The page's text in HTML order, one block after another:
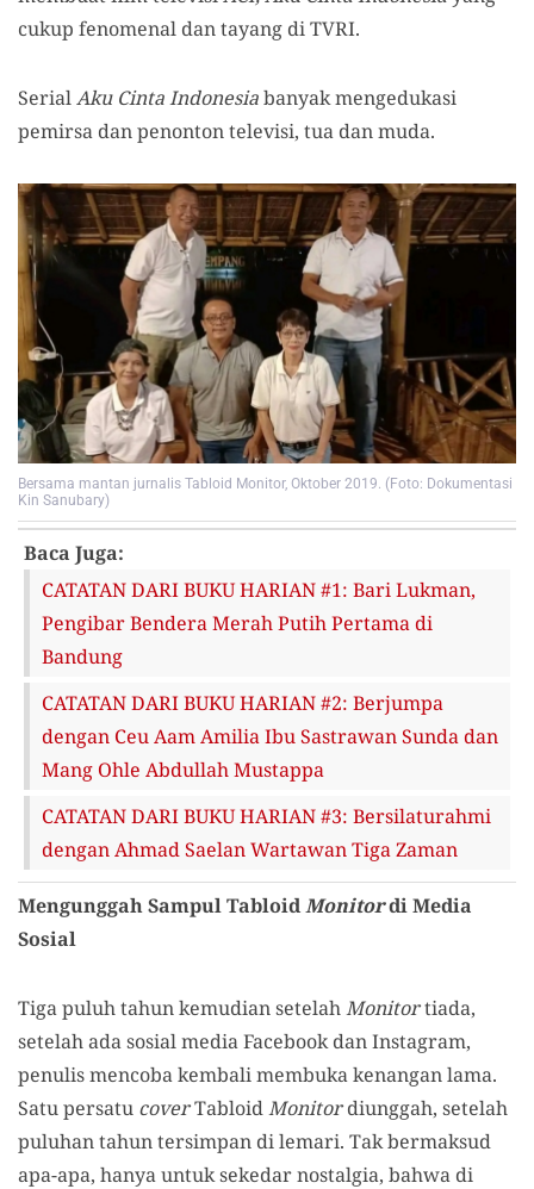
cukup fenomenal dan tayang di TVRI.
SerialAku Cinta Indonesiabanyak mengedukasi
pemirsa dan penonton televisi, tua dan muda.
Bersama mantan jurnalis Tabloid Monitor, Oktober 2019. (Foto: Dokumentasi
Kin Sanubary)
Baca Juga:
CATATAN DARI BUKU HARIAN #1: Bari Lukman,
Pengibar Bendera Merah Putih Pertama di
Bandung
CATATAN DARI BUKU HARIAN #2: Berjumpa
dengan Ceu Aam Amilia Ibu Sastrawan Sunda dan
Mang Ohle Abdullah Mustappa
CATATAN DARI BUKU HARIAN #3: Bersilaturahmi
dengan Ahmad Saelan Wartawan Tiga Zaman
Mengunggah Sampul TabloidMonitordi Media
Sosial
Tiga puluh tahun kemudian setelahMonitortiada,
setelah ada sosial media Facebook dan Instagram,
penulis mencoba kembali membuka kenangan lama.
Satu persatu coverTabloidMonitordiunggah, setelah
puluhan tahun tersimpan di lemari. Tak bermaksud
apa-apa, hanya untuk sekedar nostalgia, bahwa di